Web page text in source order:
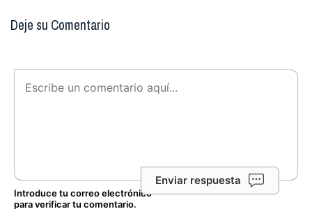
Deje su Comentario
Enviar respuesta
Introduce tu correo electrónico
para verificar tu comentario.